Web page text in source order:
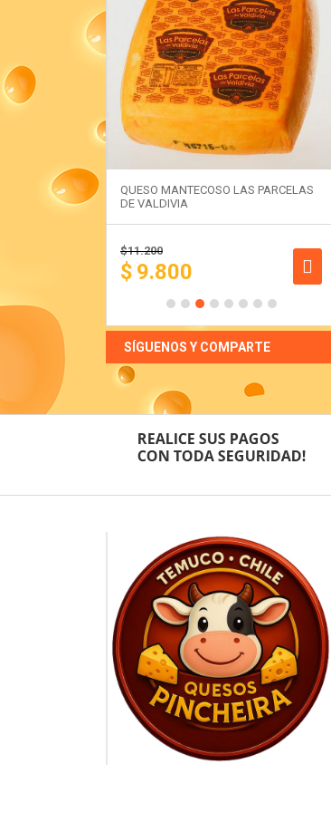
DE VALDIVIA
QUESO MANTECOSO LAS PARCELAS
DE VALDIVIA
$11.200
$ 9.800
SÍGUENOS Y COMPARTE